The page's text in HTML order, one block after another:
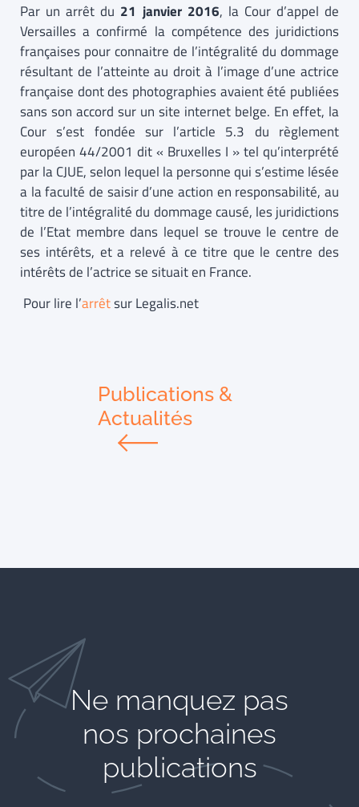
Par un arrêt du 21 janvier 2016, la Cour d’appel de
Versailles a confirmé la compétence des juridictions
françaises pour connaitre de l’intégralité du dommage
résultant de l’atteinte au droit à l’image d’une actrice
française dont des photographies avaient été publiées
sans son accord sur un site internet belge. En effet, la
Cour s’est fondée sur l’article 5.3 du règlement
européen 44/2001 dit « Bruxelles I » tel qu’interprété
par la CJUE, selon lequel la personne qui s’estime lésée
a la faculté de saisir d’une action en responsabilité, au
titre de l’intégralité du dommage causé, les juridictions
de l’Etat membre dans lequel se trouve le centre de
ses intérêts, et a relevé à ce titre que le centre des
intérêts de l’actrice se situait en France.
Pour lire l’arrêtsur Legalis.net
Publications &
Actualités
Ne manquez pas
nos prochaines
publications